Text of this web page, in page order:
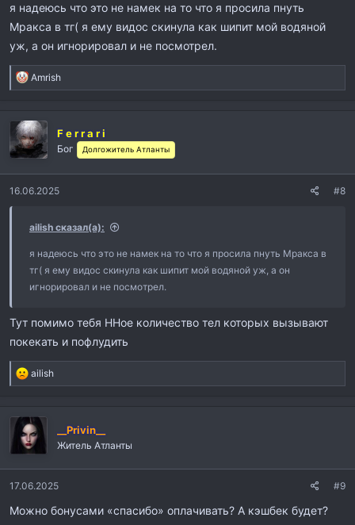
я надеюсь что это не намек на то что я просила пнуть
Мракса в тг( я ему видос скинула как шипит мой водяной
уж, а он игнорировал и не посмотрел.
Р
е
к
ц
и
:
Amrish
F e r r a r i
Бог Долгожитель Атланты
16.06.2025 #8
ailish сказал(а):
я надеюсь что это не намек на то что я просила пнуть Мракса в
тг( я ему видос скинула как шипит мой водяной уж, а он
игнорировал и не посмотрел.
Тут помимо тебя ННое количество тел которых вызывают
покекать и пофлудить
Р
е
к
ц
и
и
:
ailish
__Рrivin__
Житель Атланты
17.06.2025 #9
Можно бонусами «спасибо» оплачивать? А кэшбек будет?